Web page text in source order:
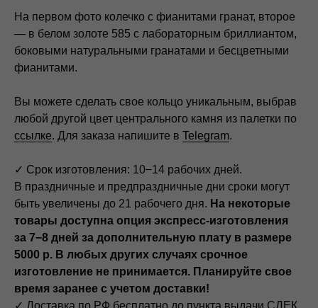
На первом фото колечко с фианитами гранат, второе
— в белом золоте 585 с лабораторным бриллиантом,
боковыми натуральными гранатами и бесцветными
фианитами.
Вы можете сделать свое кольцо уникальным, выбрав
любой другой цвет центрального камня из палетки по
ссылке. Для заказа напишите в Telegram.
✓ Срок изготовления: 10−14 рабочих дней.
В праздничные и предпраздничные дни сроки могут
быть увеличены до 21 рабочего дня. На некоторые
товары доступна опция экспресс-изготовления
за 7−8 дней за дополнительную плату в размере
5000 р. В любых других случаях срочное
изготовление не принимается. Планируйте свое
время заранее с учетом доставки!
✓ Доставка по РФ бесплатно до пункта выдачи СДЕК.